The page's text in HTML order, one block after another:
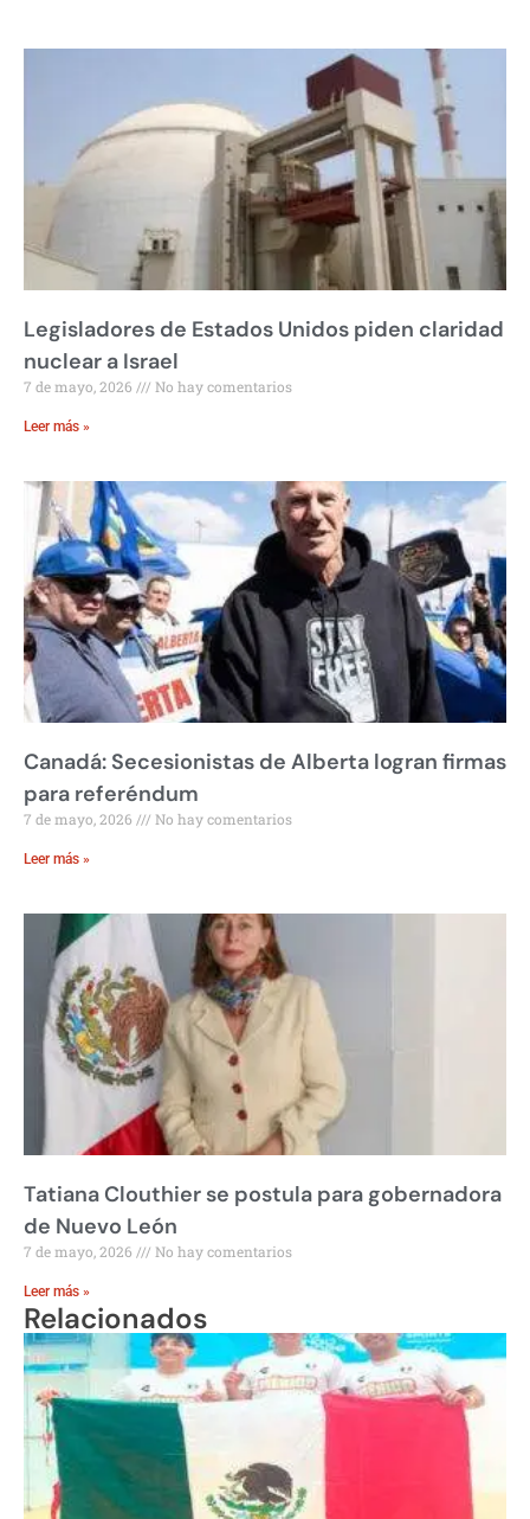
Legisladores de Estados Unidos piden claridad
nuclear a Israel
7 de mayo, 2026 No hay comentarios
Leer más »
Canadá: Secesionistas de Alberta logran firmas
para referéndum
7 de mayo, 2026 No hay comentarios
Leer más »
Tatiana Clouthier se postula para gobernadora
de Nuevo León
7 de mayo, 2026 No hay comentarios
Leer más »
Relacionados